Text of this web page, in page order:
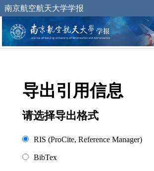
南京航空航天大学学报
导出引用信息
请选择导出格式
RIS (ProCite, Reference Manager)
BibTex